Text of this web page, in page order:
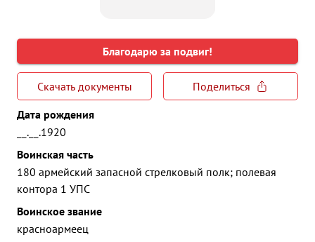
Благодарю за подвиг!
Скачать документы
Поделиться
Дата рождения
__.__.1920
Воинская часть
180 армейский запасной стрелковый полк; полевая
контора 1 УПС
Воинское звание
красноармеец